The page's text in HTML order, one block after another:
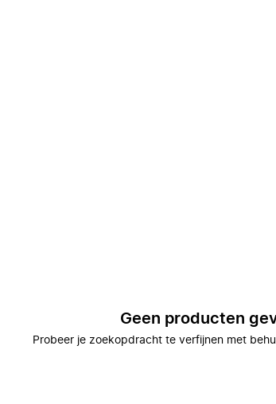
Geen producten
Probeer je zoekopdracht te verfijnen met